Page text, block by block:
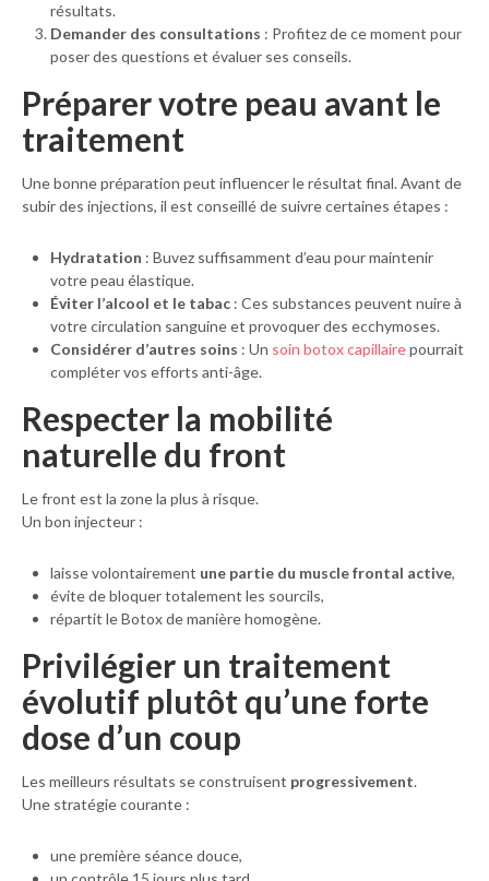
résultats.
Demander des consultations : Profitez de ce moment pour
poser des questions et évaluer ses conseils.
Préparer votre peau avant le
traitement
Une bonne préparation peut influencer le résultat final. Avant de
subir des injections, il est conseillé de suivre certaines étapes :
Hydratation : Buvez suffisamment d’eau pour maintenir
votre peau élastique.
Éviter l’alcool et le tabac : Ces substances peuvent nuire à
votre circulation sanguine et provoquer des ecchymoses.
Considérer d’autres soins : Un soin botox capillairepourrait
compléter vos efforts anti-âge.
Respecter la mobilité
naturelle du front
Le front est la zone la plus à risque.
Un bon injecteur :
laisse volontairement une partie du muscle frontal active,
évite de bloquer totalement les sourcils,
répartit le Botox de manière homogène.
Privilégier un traitement
évolutif plutôt qu’une forte
dose d’un coup
Les meilleurs résultats se construisent progressivement.
Une stratégie courante :
une première séance douce,